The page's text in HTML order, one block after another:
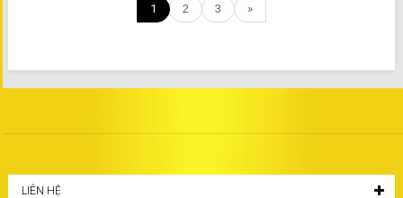
1 2 3 »
LIÊN HỆ